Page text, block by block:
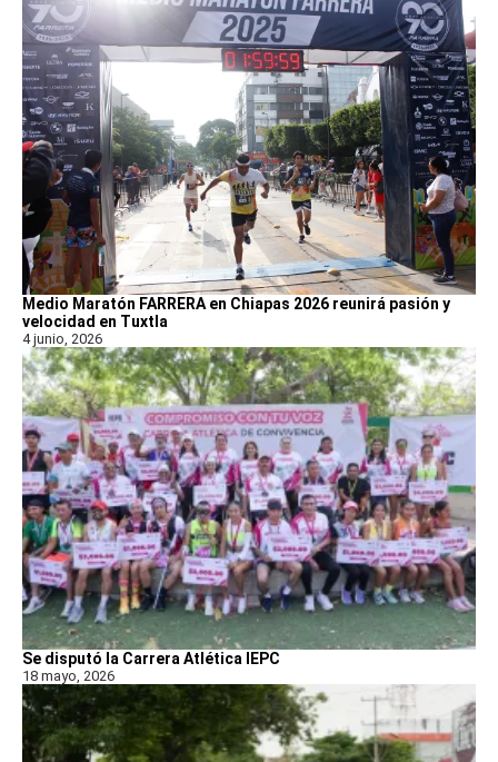
Medio Maratón FARRERA en Chiapas 2026 reunirá pasión y
velocidad en Tuxtla
4 junio, 2026
Se disputó la Carrera Atlética IEPC
18 mayo, 2026